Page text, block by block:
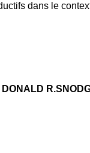
dans le